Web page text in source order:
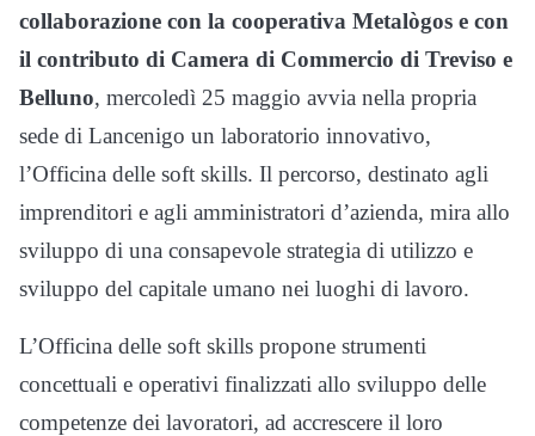
collaborazione con la cooperativa Metalògos e con
il contributo di Camera di Commercio di Treviso e
Belluno, mercoledì 25 maggio avvia nella propria
sede di Lancenigo un laboratorio innovativo,
l’Officina delle soft skills. Il percorso, destinato agli
imprenditori e agli amministratori d’azienda, mira allo
sviluppo di una consapevole strategia di utilizzo e
sviluppo del capitale umano nei luoghi di lavoro.
L’Officina delle soft skills propone strumenti
concettuali e operativi finalizzati allo sviluppo delle
competenze dei lavoratori, ad accrescere il loro